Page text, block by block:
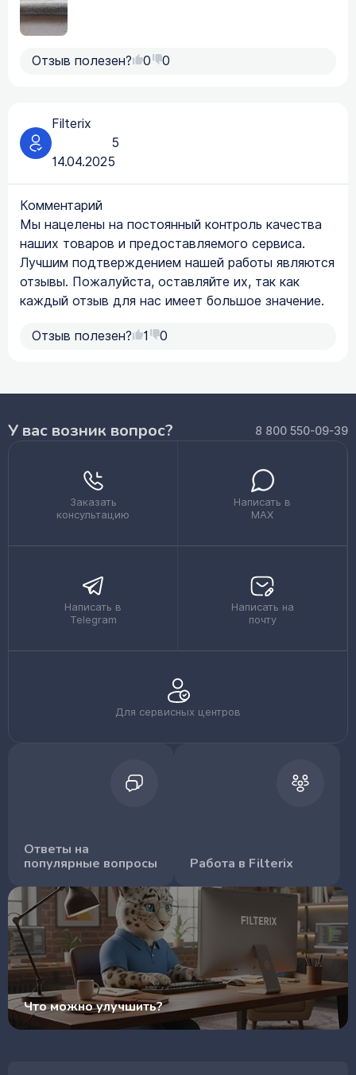
Отзыв полезен? 0 0
Filterix
5
14.04.2025
Комментарий
Мы нацелены на постоянный контроль качества
наших товаров и предоставляемого сервиса.
Лучшим подтверждением нашей работы являются
отзывы. Пожалуйста, оставляйте их, так как
каждый отзыв для нас имеет большое значение.
Отзыв полезен?
1 0
У вас возник вопрос? 8 800 550-09-39
Заказать
консультацию
Написать в
MAX
Написать в
Telegram
Написать на
почту
Для сервисных центров
Ответы на
популярные вопросы
Работа в Filterix
Что можно улучшить?